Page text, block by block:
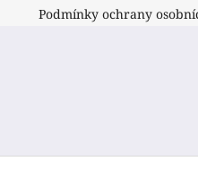
Podmínky ochrany